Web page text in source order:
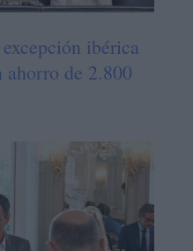
ibérica
ahorro de 2.800